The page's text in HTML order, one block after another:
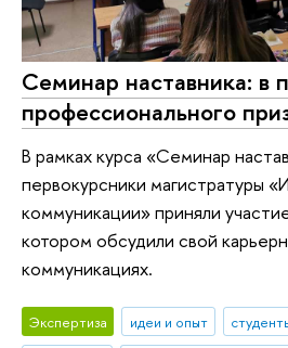
Семинар наставника: в
профессионального
В рамках курса «Семинар
первокурсники магистратуры
коммуникации» приняли
котором обсудили свой
коммуникациях.
Экспертиза идеи и опыт